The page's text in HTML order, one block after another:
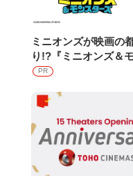
ミニオンズが映画の
り!?『ミニオンズ＆
PR